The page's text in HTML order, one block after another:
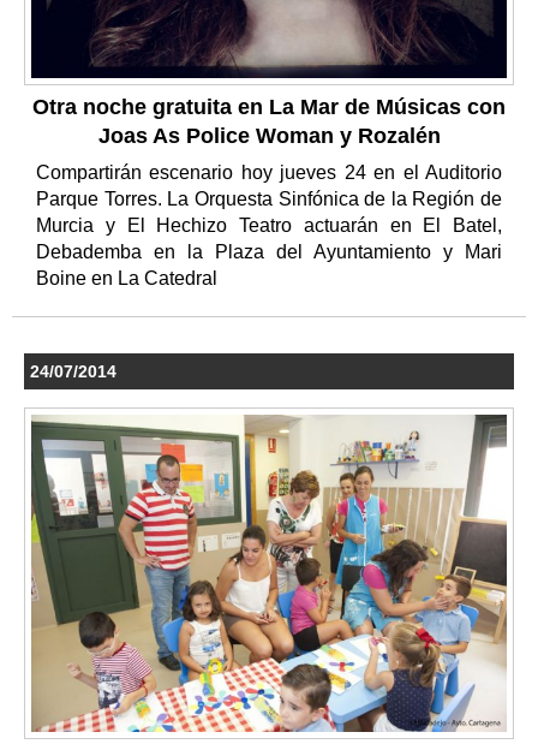
Otra noche gratuita en La Mar de Músicas con
Joas As Police Woman y Rozalén
Compartirán escenario hoy jueves 24 en el Auditorio
Parque Torres. La Orquesta Sinfónica de la Región de
Murcia y El Hechizo Teatro actuarán en El Batel,
Debademba en la Plaza del Ayuntamiento y Mari
Boine en La Catedral
24/07/2014